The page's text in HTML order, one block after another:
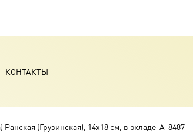
КОНТАКТЫ
(Грузинская), 14х18 см, в окладе-A-8487